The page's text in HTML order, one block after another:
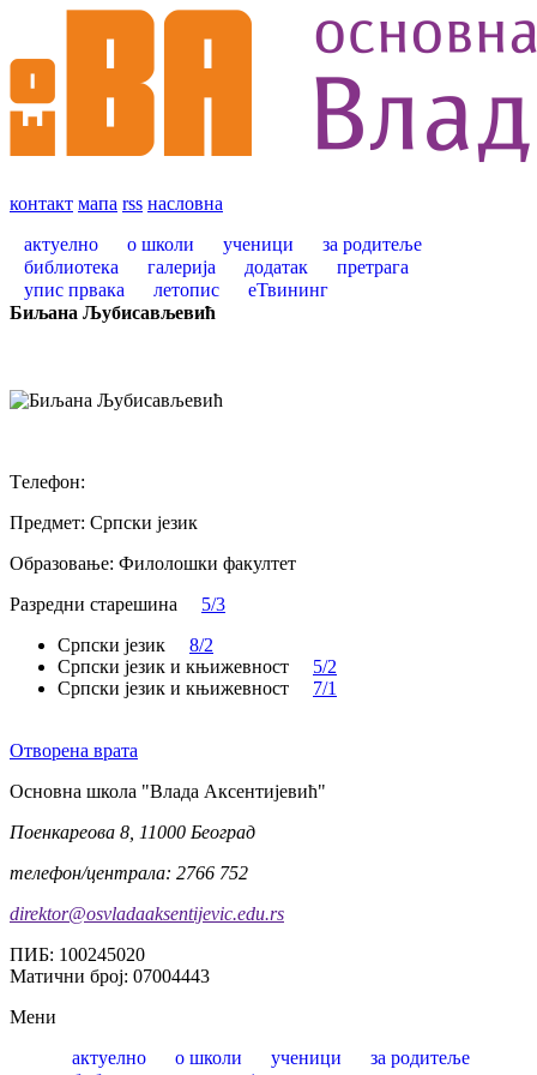
контакт мапа rss насловна
актуелно
о школи ученици
за родитеље
библиотека
галерија додатак
претрага
упис првака
летопис
еТвининг
Биљана Љубисављевић
Tелефон:
Предмет: Српски језик
Образовање: Филолошки факултет
Разредни старешина
5/3
Српски језик
8/2
Српски језик и књижевност
5/2
Српски језик и књижевност
7/1
Отворена врата
Oсновна школа "Влада Аксентијевић"
Поенкареова 8, 11000 Београд
телефон/централа: 2766 752
direktor@osvladaaksentijevic.edu.rs
ПИБ: 100245020
Матични број: 07004443
Мени
актуелно
о школи ученици
за родитеље